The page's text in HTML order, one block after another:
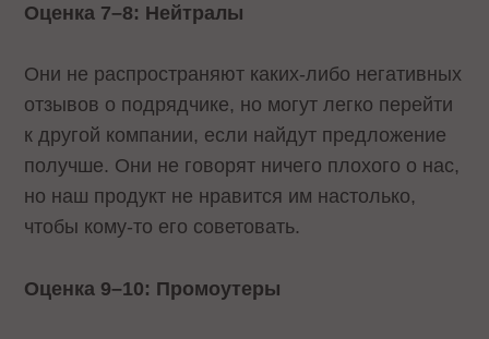
Оценка 7–8: Нейтралы
Они не распространяют каких-либо негативных
отзывов о подрядчике, но могут легко перейти
к другой компании, если найдут предложение
получше. Они не говорят ничего плохого о нас,
но наш продукт не нравится им настолько,
чтобы кому-то его советовать.
Оценка 9–10: Промоутеры